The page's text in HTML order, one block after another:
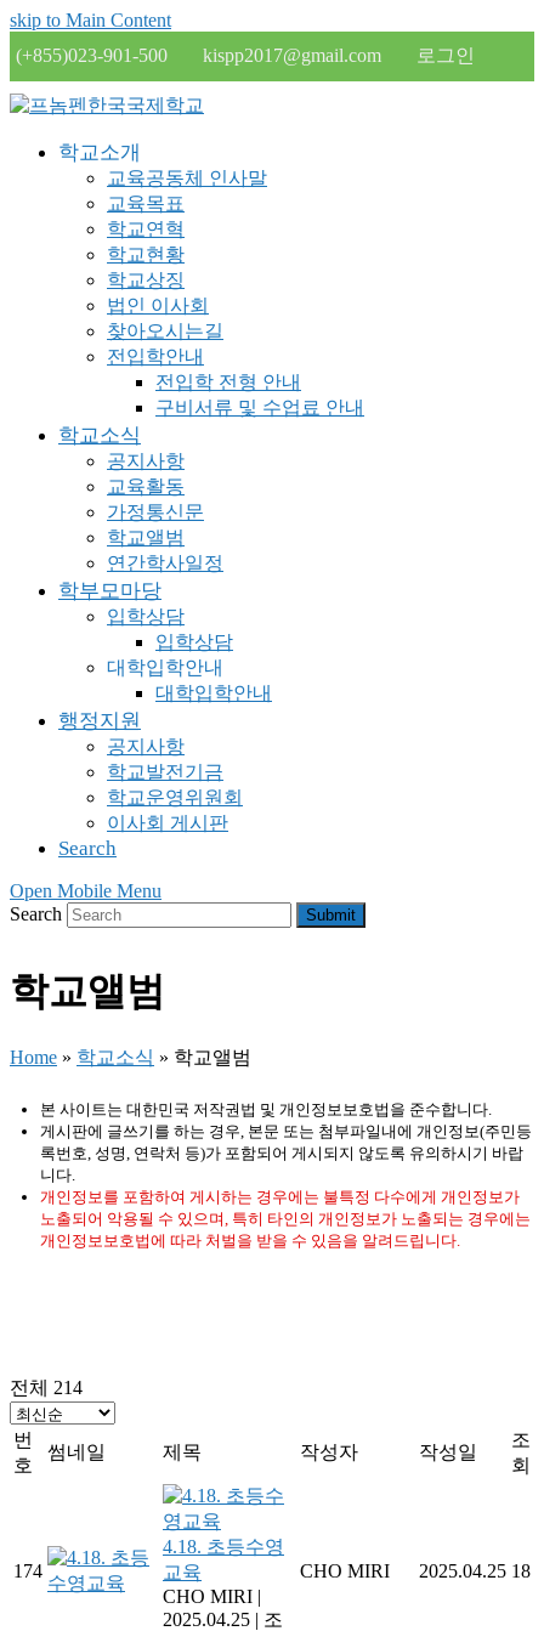
skip to Main Content
(+855)023-901-500
kispp2017@gmail.com 로그인
학교소개
교육공동체 인사말
교육목표
학교연혁
학교현황
학교상징
법인 이사회
찾아오시는길
전입학안내
전입학 전형 안내
구비서류 및 수업료 안내
학교소식
공지사항
교육활동
가정통신문
학교앨범
연간학사일정
학부모마당
입학상담
입학상담
대학입학안내
대학입학안내
행정지원
공지사항
학교발전기금
학교운영위원회
이사회 게시판
Search
Open Mobile Menu
Search
Submit
학교앨범
Home » 학교소식 » 학교앨범
본 사이트는 대한민국 저작권법 및 개인정보보호법을 준수합니다.
게시판에 글쓰기를 하는 경우, 본문 또는 첨부파일내에 개인정보(주민등
록번호, 성명, 연락처 등)가 포함되어 게시되지 않도록 유의하시기 바랍
니다.
개인정보를 포함하여 게시하는 경우에는 불특정 다수에게 개인정보가
노출되어 악용될 수 있으며, 특히 타인의 개인정보가 노출되는 경우에는
개인정보보호법에 따라 처벌을 받을 수 있음을 알려드립니다.
전체 214
번
호
썸네일 제목 작성자 작성일
조
회
174
4.18. 초등수영
교육
CHO MIRI |
2025.04.25 | 조
CHO MIRI 2025.04.25 18